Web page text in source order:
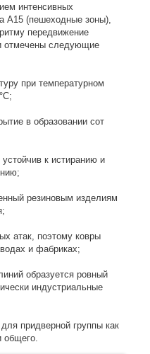
интенсивных
A15 (пешеходные зоны),
передвижение
отмечены следующие
при температурном
в образовании сот
к истиранию и
резиновым изделиям
атак, поэтому ковры
и фабриках;
образуется ровный
индустриальные
придверной группы как
общего.